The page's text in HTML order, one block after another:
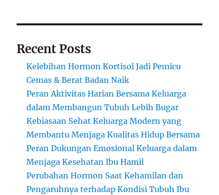
Recent Posts
Kelebihan Hormon Kortisol Jadi Pemicu
Cemas & Berat Badan Naik
Peran Aktivitas Harian Bersama Keluarga
dalam Membangun Tubuh Lebih Bugar
Kebiasaan Sehat Keluarga Modern yang
Membantu Menjaga Kualitas Hidup Bersama
Peran Dukungan Emosional Keluarga dalam
Menjaga Kesehatan Ibu Hamil
Perubahan Hormon Saat Kehamilan dan
Pengaruhnya terhadap Kondisi Tubuh Ibu